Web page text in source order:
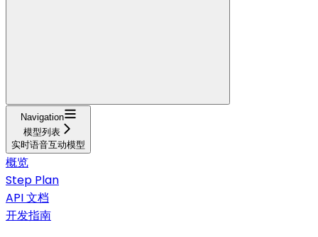
Navigation
模型列表
实时语音互动模型
概览
Step Plan
API 文档
开发指南